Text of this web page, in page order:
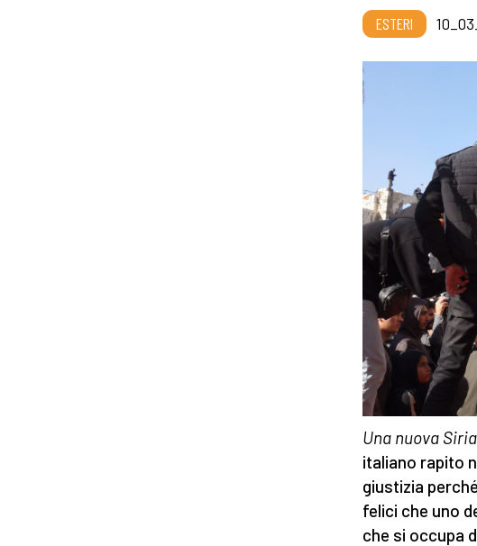
ESTERI
Una nuova
italiano rapito
giustizia
felici che uno
che si occupa